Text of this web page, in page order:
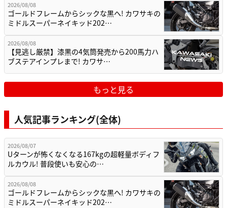
2026/08/08
ゴールドフレームからシックな黒へ! カワサキの
ミドルスーパーネイキッド202…
2026/08/08
【見逃し厳禁】漆黒の4気筒発売から200馬力ハ
ブステアインプレまで! カワサ…
もっと見る
人気記事ランキング(全体)
2026/08/07
Uターンが怖くなくなる167kgの超軽量ボディフ
ルカウル! 普段使いも安心の…
2026/08/08
ゴールドフレームからシックな黒へ! カワサキの
ミドルスーパーネイキッド202…